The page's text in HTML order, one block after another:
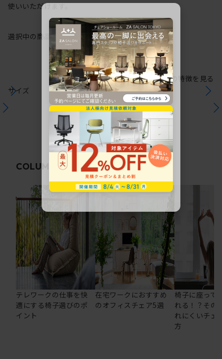
使いいただけます。
選択中の商品情報保証 注意事項
サイズ
シリーズの特徴を見る
COLUMN 関連コラム
テレワークの仕事を快
適にする椅子選びのポ
イント
在宅ワークにおすすめ
のオフィスチェア5選
椅子に座って
れる！？その
れにくいチェ
方